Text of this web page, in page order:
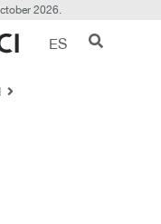
2026.
ES